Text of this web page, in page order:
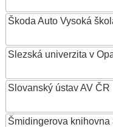
Škoda Auto Vysoká
Slezská univerzita v
Slovanský ústav AV ČR
Šmidingerova knihovna